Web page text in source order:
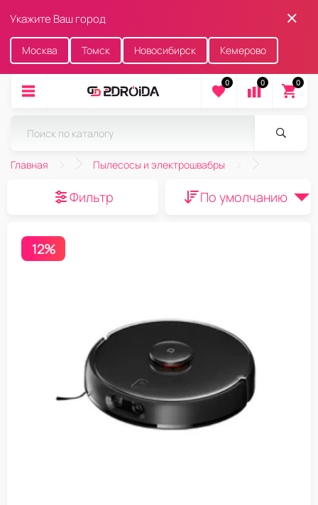
Укажите Ваш город
Москва Томск Новосибирск Кемерово
0 0 0
Главная Пылесосы и электрошвабры
Фильтр По умолчанию
12%